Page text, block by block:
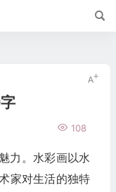
108
力。水彩画以水
家对生活的独特